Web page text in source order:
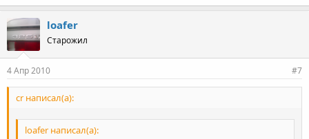
loafer
Старожил
4 Апр 2010 #7
cr написал(а):
loafer написал(а):